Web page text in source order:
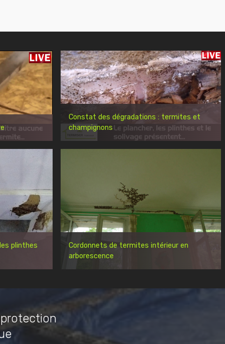
Constat des dégradations : termites et
champignons
plinthes
Cordonnets de termites intérieur en
arborescence